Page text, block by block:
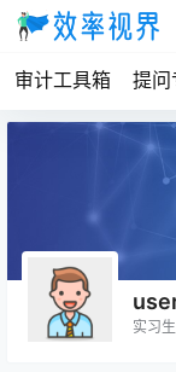
审计工具箱 提问
实习生